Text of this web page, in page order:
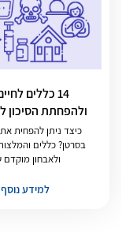
14 כללים
ולהפחתת הסיכון
כיצד ניתן להפחית
בסרטן? כללים
ולאבחון
למידע נוסף